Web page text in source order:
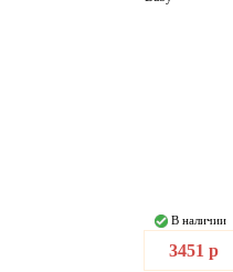
В наличии
3451 р